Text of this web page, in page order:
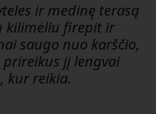
ir medinę terasą
kilimėliu firepit ir
saugo nuo karščio,
jį lengvai
kur reikia.